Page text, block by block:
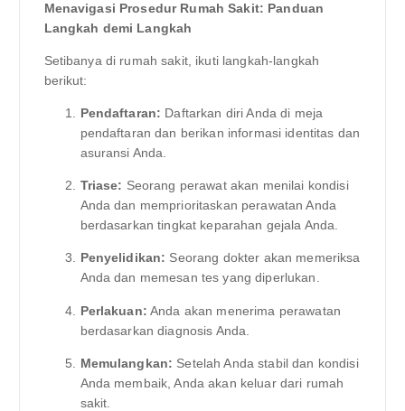
Menavigasi Prosedur Rumah Sakit: Panduan
Langkah demi Langkah
Setibanya di rumah sakit, ikuti langkah-langkah
berikut:
Pendaftaran: Daftarkan diri Anda di meja
pendaftaran dan berikan informasi identitas dan
asuransi Anda.
Triase: Seorang perawat akan menilai kondisi
Anda dan memprioritaskan perawatan Anda
berdasarkan tingkat keparahan gejala Anda.
Penyelidikan: Seorang dokter akan memeriksa
Anda dan memesan tes yang diperlukan.
Perlakuan: Anda akan menerima perawatan
berdasarkan diagnosis Anda.
Memulangkan: Setelah Anda stabil dan kondisi
Anda membaik, Anda akan keluar dari rumah
sakit.